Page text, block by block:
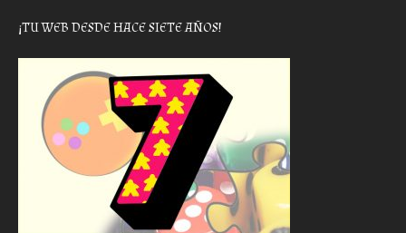
¡TU WEB DESDE HACE SIETE AÑOS!